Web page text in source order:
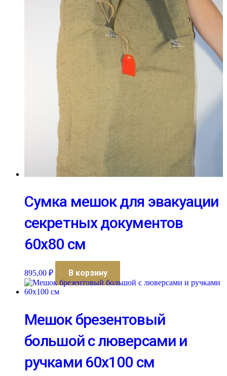
Сумка мешок для эвакуации
секретных документов
60х80 см
895,00 ₽ В корзину
Мешок брезентовый
большой с люверсами и
ручками 60х100 см